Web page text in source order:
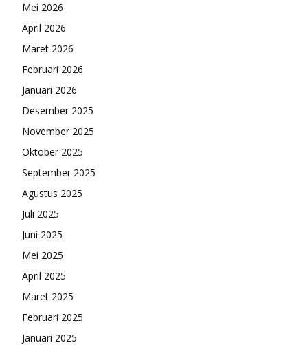
Mei 2026
April 2026
Maret 2026
Februari 2026
Januari 2026
Desember 2025
November 2025
Oktober 2025
September 2025
Agustus 2025
Juli 2025
Juni 2025
Mei 2025
April 2025
Maret 2025
Februari 2025
Januari 2025